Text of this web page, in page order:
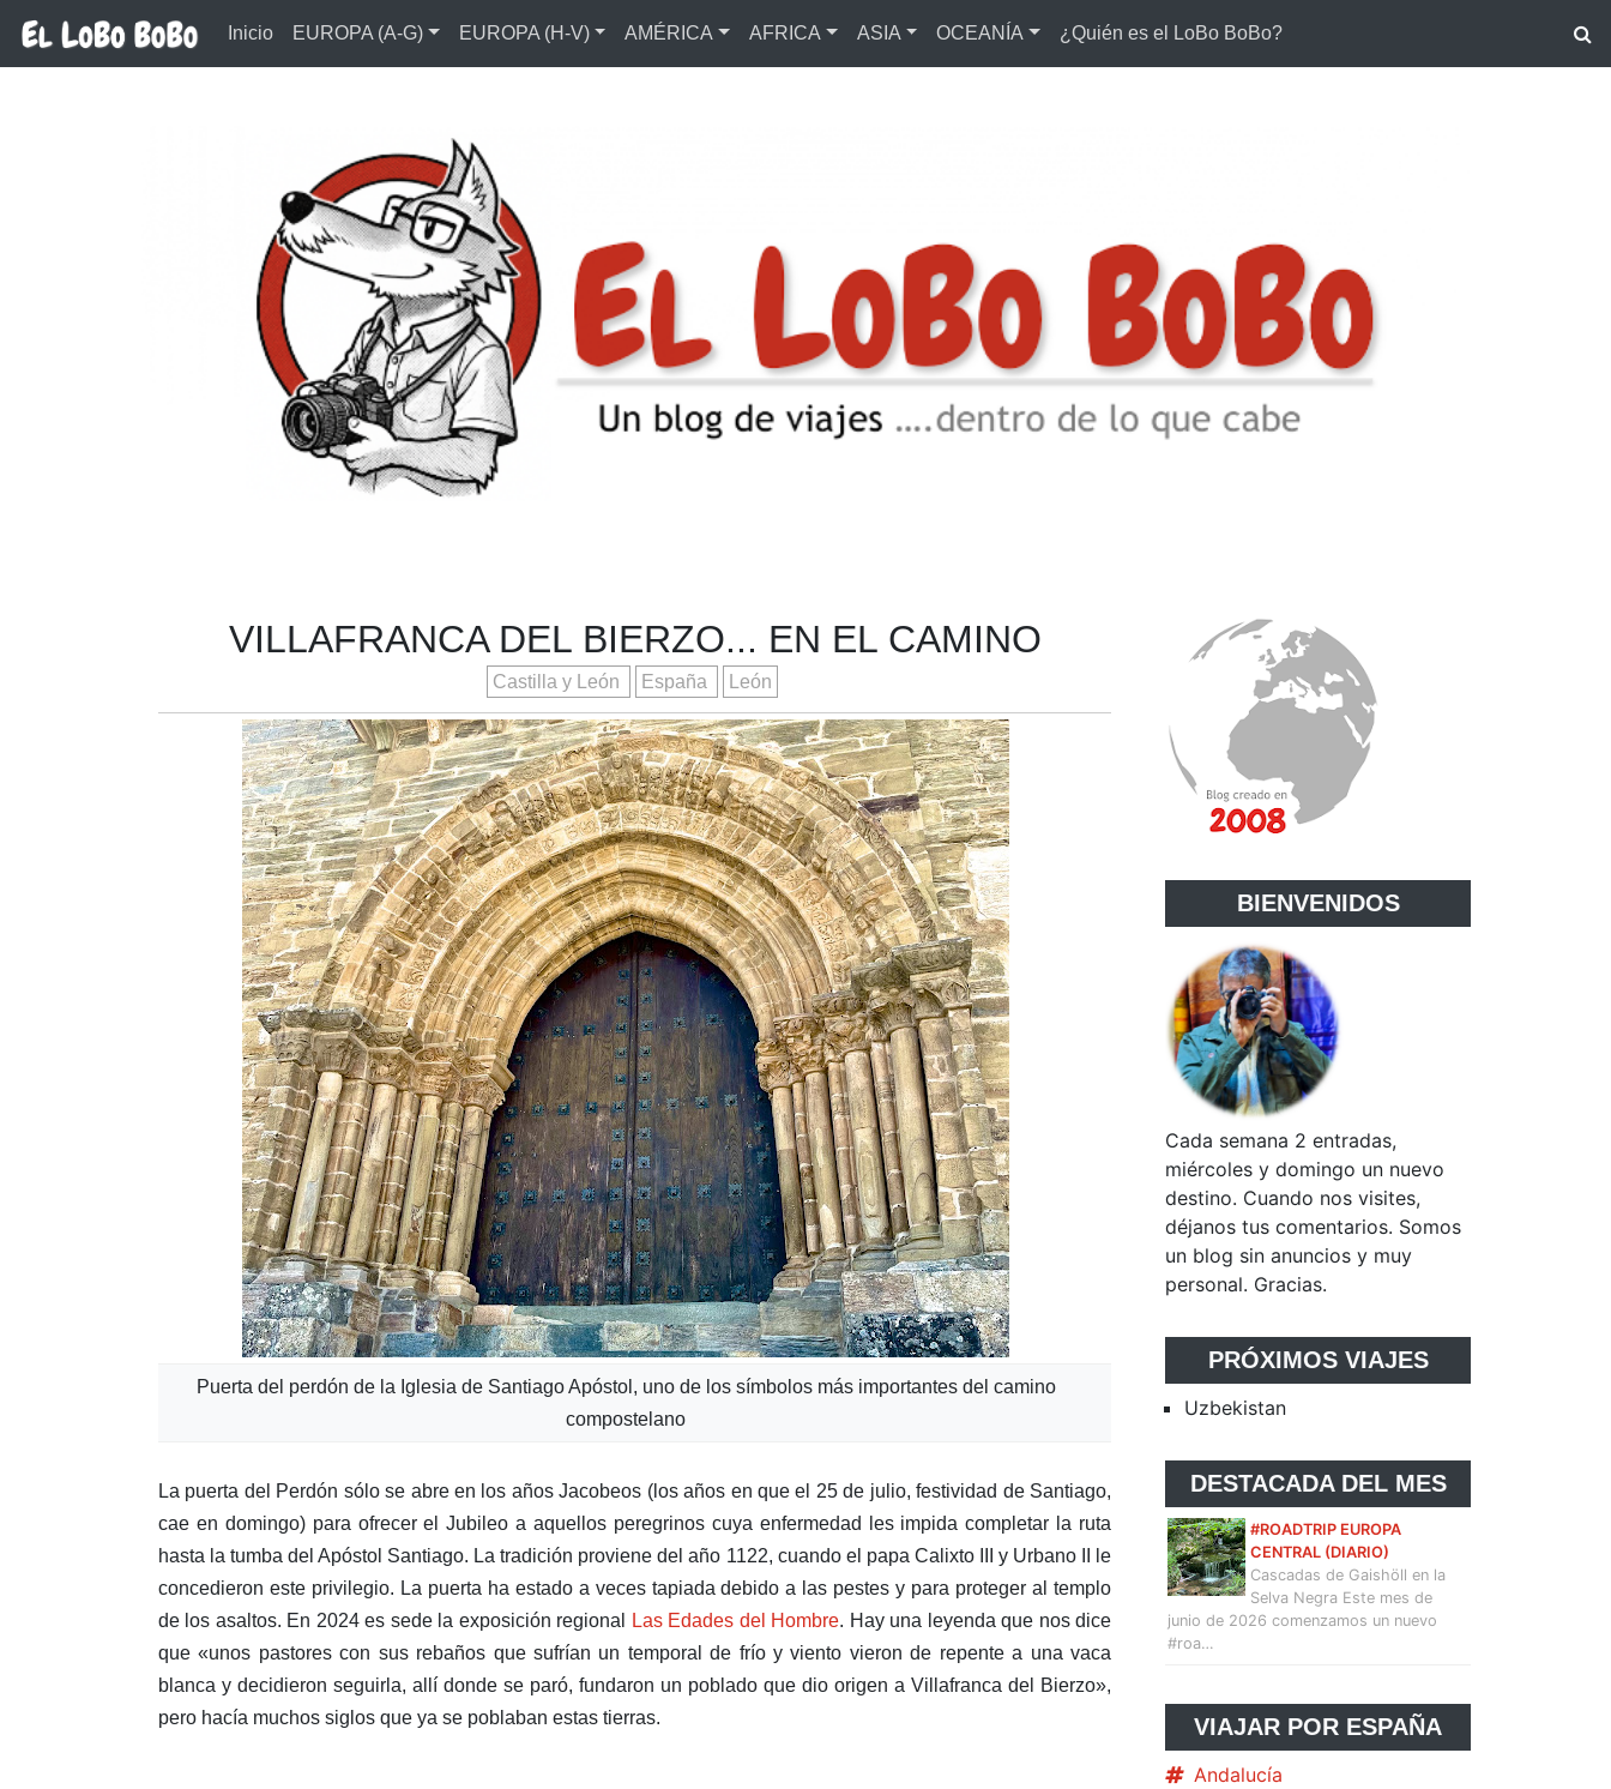
Inicio EUROPA (A-G) EUROPA (H-V) AMÉRICA AFRICA ASIA OCEANÍA ¿Quién es el LoBo BoBo?
VILLAFRANCA DEL BIERZO... EN EL CAMINO
Castilla y León España León
Puerta del perdón de la Iglesia de Santiago Apóstol, uno de los símbolos más importantes del camino
compostelano
La puerta del Perdón sólo se abre en los años Jacobeos (los años en que el 25 de julio, festividad de Santiago,
cae en domingo) para ofrecer el Jubileo a aquellos peregrinos cuya enfermedad les impida completar la ruta
hasta la tumba del Apóstol Santiago. La tradición proviene del año 1122, cuando el papa Calixto III y Urbano II le
concedieron este privilegio. La puerta ha estado a veces tapiada debido a las pestes y para proteger al templo
de los asaltos. En 2024 es sede la exposición regional
Las Edades del Hombre.​ Hay una leyenda que nos dice
que «unos pastores con sus rebaños que sufrían un temporal de frío y viento vieron de repente a una vaca
blanca y decidieron seguirla, allí donde se paró, fundaron un poblado que dio origen a Villafranca del Bierzo»,
pero hacía muchos siglos que ya se poblaban estas tierras.
BIENVENIDOS
Cada semana 2 entradas,
miércoles y domingo un nuevo
destino. Cuando nos visites,
déjanos tus comentarios. Somos
un blog sin anuncios y muy
personal. Gracias.
PRÓXIMOS VIAJES
Uzbekistan
DESTACADA DEL MES
#ROADTRIP EUROPA
CENTRAL (DIARIO)
Cascadas de Gaishöll en la
Selva Negra Este mes de
junio de 2026 comenzamos un nuevo
#roa…
VIAJAR POR ESPAÑA
Andalucía